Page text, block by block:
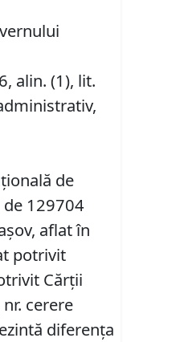
alin. (1), lit.
de
de 129704
aflat în
potrivit
Cărții
cerere
diferența